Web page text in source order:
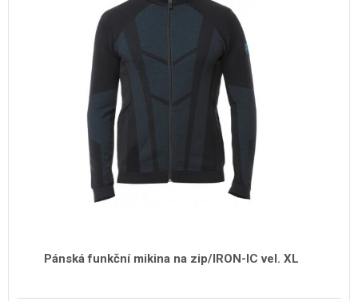
Pánská funkční mikina na zip/IRON-IC vel. XL